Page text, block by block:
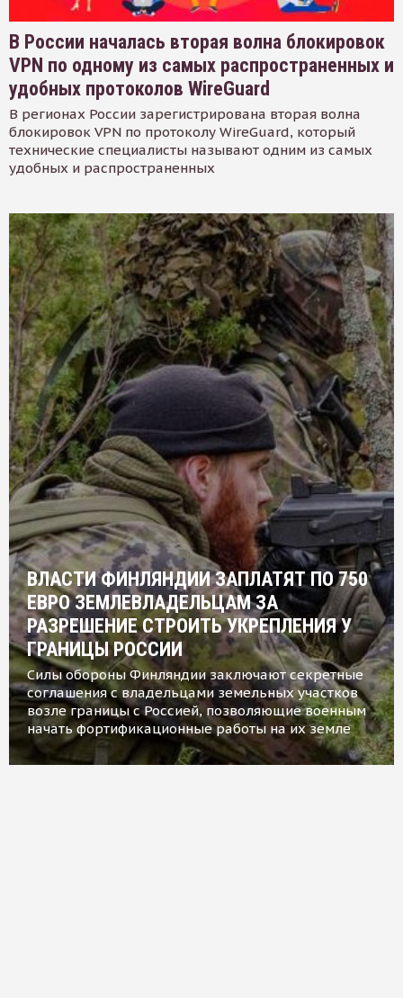
В России началась вторая волна блокировок
VPN по одному из самых распространенных и
удобных протоколов WireGuard
В регионах России зарегистрирована вторая волна
блокировок VPN по протоколу WireGuard, который
технические специалисты называют одним из самых
удобных и распространенных
ВЛАСТИ ФИНЛЯНДИИ ЗАПЛАТЯТ ПО 750
ЕВРО ЗЕМЛЕВЛАДЕЛЬЦАМ ЗА
РАЗРЕШЕНИЕ СТРОИТЬ УКРЕПЛЕНИЯ У
ГРАНИЦЫ РОССИИ
Силы обороны Финляндии заключают секретные
соглашения с владельцами земельных участков
возле границы с Россией, позволяющие военным
начать фортификационные работы на их земле